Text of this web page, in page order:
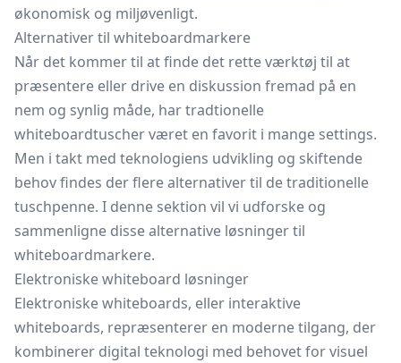
økonomisk og miljøvenligt.
Alternativer til whiteboardmarkere
Når det kommer til at finde det rette værktøj til at
præsentere eller drive en diskussion fremad på en
nem og synlig måde, har tradtionelle
whiteboardtuscher været en favorit i mange settings.
Men i takt med teknologiens udvikling og skiftende
behov findes der flere alternativer til de traditionelle
tuschpenne. I denne sektion vil vi udforske og
sammenligne disse alternative løsninger til
whiteboardmarkere.
Elektroniske whiteboard løsninger
Elektroniske whiteboards, eller interaktive
whiteboards, repræsenterer en moderne tilgang, der
kombinerer digital teknologi med behovet for visuel